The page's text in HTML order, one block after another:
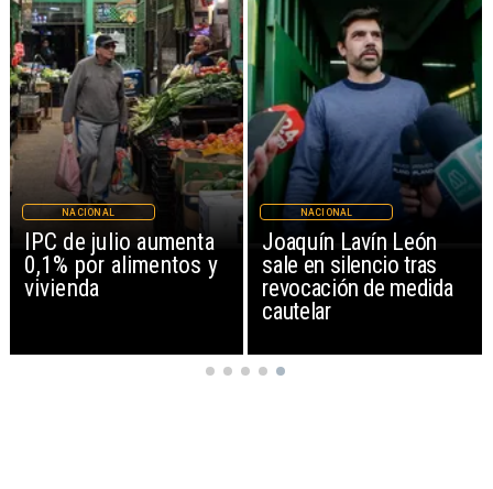
IPC de julio aumenta
0,1% por alimentos y
vivienda
NACIONAL
Joaquín Lavín León
sale en silencio tras
revocación de medida
cautelar
NACIONAL